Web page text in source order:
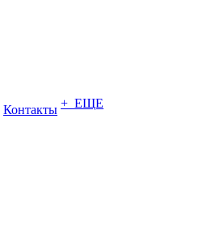
Контакты + ЕЩЕ